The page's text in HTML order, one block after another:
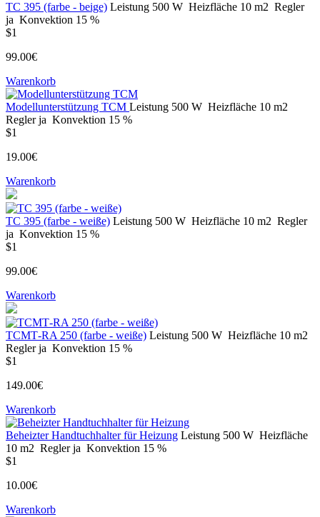
ТС 395 (farbe - beige) Leistung 500 W Heizfläche 10 m2 Regler
ja Konvektion 15 %
$1
99.00€
Warenkorb
Modellunterstützung TCM Leistung 500 W Heizfläche 10 m2
Regler ja Konvektion 15 %
$1
19.00€
Warenkorb
ТС 395 (farbe - weiße) Leistung 500 W Heizfläche 10 m2 Regler
ja Konvektion 15 %
$1
99.00€
Warenkorb
ТСМТ-RA 250 (farbe - weiße) Leistung 500 W Heizfläche 10 m2
Regler ja Konvektion 15 %
$1
149.00€
Warenkorb
Beheizter Handtuchhalter für Heizung Leistung 500 W Heizfläche
10 m2 Regler ja Konvektion 15 %
$1
10.00€
Warenkorb